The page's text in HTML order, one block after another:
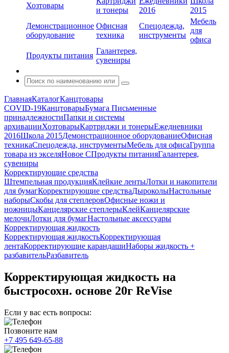
Хозтовары
и тонеры
2016
2015
Демонстрационное
оборудование
Офисная
техника
Спецодежда,
инструменты
Мебель
для
офиса
Продукты питания
Галантерея,
сувениры
ГлавнаяКаталогКанцтовары
COVID-19КанцтоварыБумага Письменные
принадлежностиПапки и системы
архивацииХозтоварыКартриджи и тонерыЕжедневники
2016Школа 2015Демонстрационное оборудованиеОфисная
техникаСпецодежда, инструментыМебель для офисаГруппа
товара из экселяНовое СПродукты питанияГалантерея,
сувениры
Корректирующие средства
Штемпельная продукцияКлейкие лентыЛотки и накопители
для бумагКорректирующие средстваДыроколыНастольные
наборыСкобы для степлеровОфисные ножи и
ножницыКанцелярские степлерыКлейКанцелярские
мелочиЛотки для бумагНастольные аксессуары
Корректирующая жидкость
Корректирующая жидкостьКорректирующая
лентаКорректирующие карандашиНаборы жидкость +
разбавительРазбавитель
Корректирующая жидкость на
быстросохн. основе 20г ReVise
Если у вас есть вопросы:
Позвоните нам
+7 495 649-65-88